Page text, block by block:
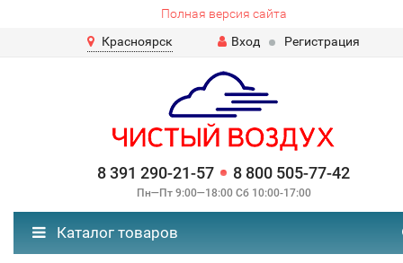
Полная версия сайта
Красноярск
Вход Регистрация
8 391 290-21-57 8 800 505-77-42
Пн—Пт 9:00—18:00 Сб 10:00-17:00
Каталог товаров